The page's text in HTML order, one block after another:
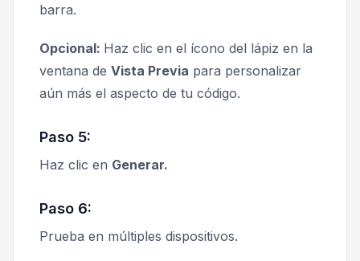
barra.
Opcional: Haz clic en el ícono del lápiz en la
ventana de Vista Previa para personalizar
aún más el aspecto de tu código.
Paso 5:
Haz clic en Generar.
Paso 6:
Prueba en múltiples dispositivos.